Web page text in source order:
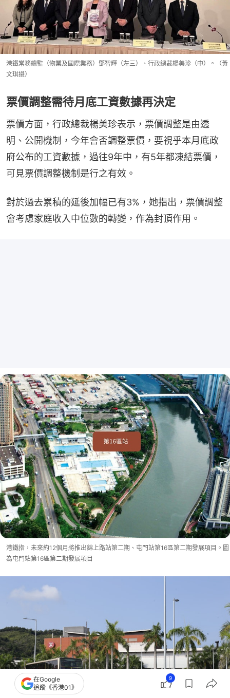
港鐵常務總監（物業及國際業務）鄧智輝（左三）、行政總裁楊美珍（中）。（黃
文琪攝）
票價調整需待月底工資數據再決定
票價方面，行政總裁楊美珍表示，票價調整是由透
明、公開機制，今年會否調整票價，要視乎本月底政
府公布的工資數據，過往9年中，有5年都凍結票價，
可見票價調整機制是行之有效。
對於過去累積的延後加幅已有3%，她指出，票價調整
會考慮家庭收入中位數的轉變，作為封頂作用。
港鐵指，未來約12個月將推出錦上路站第二期、屯門站第16區第二期發展項目。圖
為屯門站第16區第二期發展項目
在Google
追蹤《香港01》
9